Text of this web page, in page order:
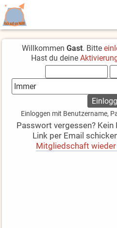
Willkommen Gast. Bitte
Hast du deine
Einloggen mit Benutzername,
Passwort vergessen?
Link per Email
Mitgliedschaft